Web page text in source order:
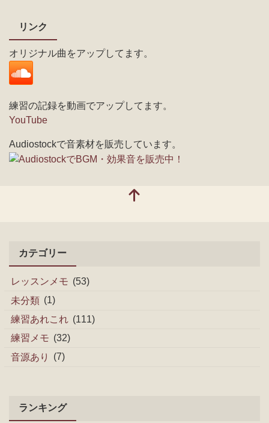
リンク
オリジナル曲をアップしてます。
練習の記録を動画でアップしてます。
YouTube
Audiostockで音素材を販売しています。
カテゴリー
レッスンメモ (53)
未分類 (1)
練習あれこれ (111)
練習メモ (32)
音源あり
(7)
ランキング